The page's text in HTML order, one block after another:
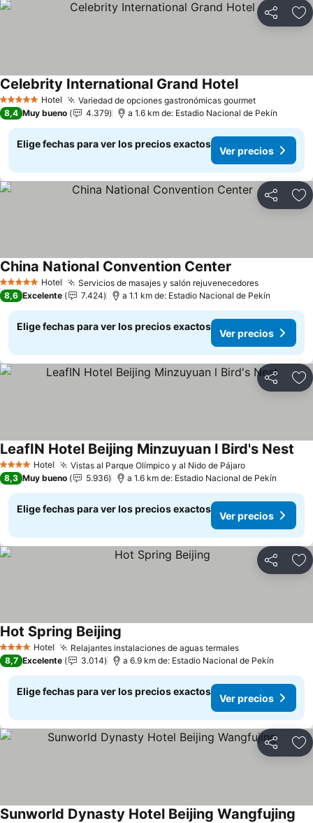
Compartir
5 Estrellas Hotel Variedad de opciones gastronómicas gourmet
Celebrity International Grand Hotel
8,4 Muy bueno 4.379 a 1.6 km de: Estadio Nacional de Pekín
Elige fechas para ver los precios exactos
Ver precios
Compartir
5 Estrellas Hotel Servicios de masajes y salón rejuvenecedores
China National Convention Center
8,6 Excelente 7.424 a 1.1 km de: Estadio Nacional de Pekín
Elige fechas para ver los precios exactos
Ver precios
Compartir
4 EstrellasHotel Vistas al Parque Olímpico y al Nido de Pájaro
LeafIN Hotel Beijing Minzuyuan l Bird's Nest
8,3 Muy bueno 5.936 a 1.6 km de: Estadio Nacional de Pekín
Elige fechas para ver los precios exactos
Ver precios
Compartir
4 EstrellasHotel Relajantes instalaciones de aguas termales
Hot Spring Beijing
8,7 Excelente 3.014 a 6.9 km de: Estadio Nacional de Pekín
Elige fechas para ver los precios exactos
Ver precios
Compartir
Sunworld Dynasty Hotel Beijing Wangfujing